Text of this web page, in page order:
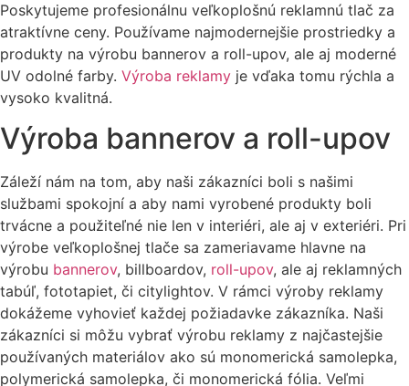
Poskytujeme profesionálnu veľkoplošnú reklamnú tlač za
atraktívne ceny. Používame najmodernejšie prostriedky a
produkty na výrobu bannerov a roll-upov, ale aj moderné
UV odolné farby. Výroba reklamy je vďaka tomu rýchla a
vysoko kvalitná.
Výroba bannerov a roll-upov
Záleží nám na tom, aby naši zákazníci boli s našimi
službami spokojní a aby nami vyrobené produkty boli
trvácne a použiteľné nie len v interiéri, ale aj v exteriéri. Pri
výrobe veľkoplošnej tlače sa zameriavame hlavne na
výrobu bannerov, billboardov, roll-upov, ale aj reklamných
tabúľ, fototapiet, či citylightov. V rámci výroby reklamy
dokážeme vyhovieť každej požiadavke zákazníka. Naši
zákazníci si môžu vybrať výrobu reklamy z najčastejšie
používaných materiálov ako sú monomerická samolepka,
polymerická samolepka, či monomerická fólia. Veľmi